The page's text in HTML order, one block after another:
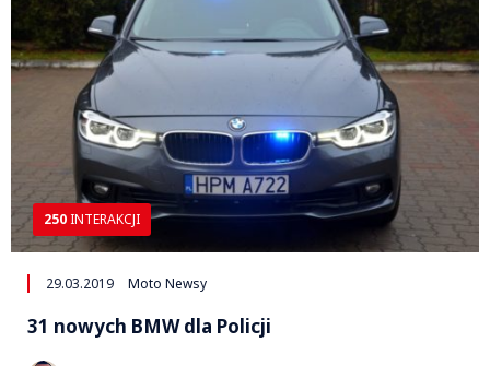
250 INTERAKCJI
29.03.2019 Moto Newsy
31 nowych BMW dla Policji